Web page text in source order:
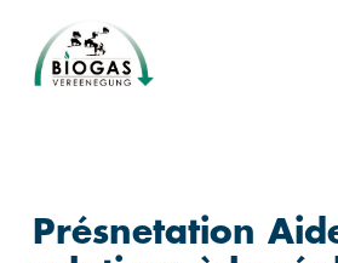
main
Présnetation